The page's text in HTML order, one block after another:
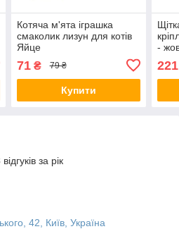
Котяча м'ята іграшка
смаколик лизун для котів
Яйце
71₴ 79 ₴
Купити
-
221
за рік
42, Київ, Україна